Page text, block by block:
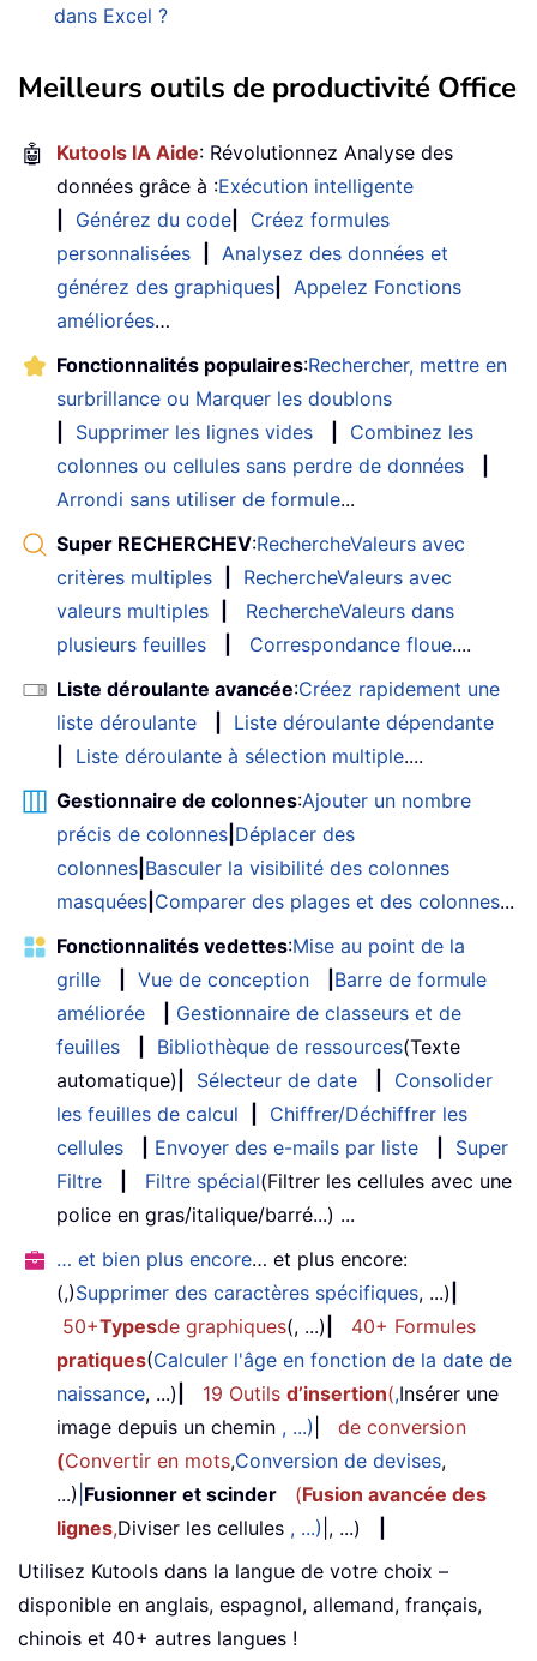
dans Excel ?
Meilleurs outils de productivité Office
🤖 Kutools IA Aide: Révolutionnez Analyse des
données grâce à :Exécution intelligente
Générez du code
Créez formules
personnalisées
Analysez des données et
générez des graphiques
Appelez Fonctions
améliorées…
Fonctionnalités populaires:Rechercher, mettre en
surbrillance ou Marquer les doublons
Supprimer les lignes vides
Combinez les
colonnes ou cellules sans perdre de données
Arrondi sans utiliser de formule...
Super RECHERCHEV:RechercheValeurs avec
critères multiples
RechercheValeurs avec
valeurs multiples
RechercheValeurs dans
plusieurs feuilles
Correspondance floue....
Liste déroulante avancée:Créez rapidement une
liste déroulante
Liste déroulante dépendante
Liste déroulante à sélection multiple....
Gestionnaire de colonnes:Ajouter un nombre
précis de colonnes Déplacer des
colonnes Basculer la visibilité des colonnes
masquées Comparer des plages et des colonnes...
Fonctionnalités vedettes:Mise au point de la
grille
Vue de conception
Barre de formule
améliorée
Gestionnaire de classeurs et de
feuilles
Bibliothèque de ressources(Texte
automatique)
Sélecteur de date
Consolider
les feuilles de calcul
Chiffrer/Déchiffrer les
cellules
Envoyer des e-mails par liste
Super
Filtre
Filtre spécial(Filtrer les cellules avec une
police en gras/italique/barré...) ...
… et bien plus encore… et plus encore:
(,)Supprimer des caractères spécifiques, ...)
50+Typesde graphiques(, ...)
40+ Formules
pratiques(Calculer l'âge en fonction de la date de
naissance, ...) 19 Outils d’insertion(,Insérer une
image depuis un chemin , ...)
de conversion
(Convertir en mots,Conversion de devises,
...) Fusionner et scinder (Fusion avancée des
lignes,Diviser les cellules , ...) |, ...)
Utilisez Kutools dans la langue de votre choix –
disponible en anglais, espagnol, allemand, français,
chinois et 40+ autres langues !